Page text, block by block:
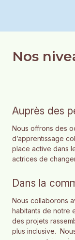
Nos
Auprès des
Nous offrons des
d’apprentissage
place active dans
actrices de
Dans la
Nous collaborons
habitants de notre
des projets
plus inclusive.